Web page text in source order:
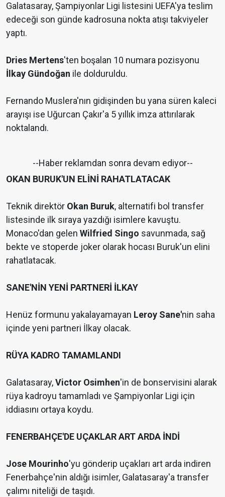
Galatasaray, Şampiyonlar Ligi listesini UEFA'ya teslim
edeceği son günde kadrosuna nokta atışı takviyeler
yaptı.
Dries Mertens'ten boşalan 10 numara pozisyonu
İlkay Gündoğan ile dolduruldu.
Fernando Muslera'nın gidişinden bu yana süren kaleci
arayışı ise Uğurcan Çakır'a 5 yıllık imza attırılarak
noktalandı.
--Haber reklamdan sonra devam ediyor--
OKAN BURUK'UN ELİNİ RAHATLATACAK
Teknik direktör Okan Buruk, alternatifi bol transfer
listesinde ilk sıraya yazdığı isimlere kavuştu.
Monaco'dan gelen Wilfried Singo savunmada, sağ
bekte ve stoperde joker olarak hocası Buruk'un elini
rahatlatacak.
SANE'NİN YENİ PARTNERİ İLKAY
Henüz formunu yakalayamayan Leroy Sane'nin saha
içinde yeni partneri İlkay olacak.
RÜYA KADRO TAMAMLANDI
Galatasaray,Victor Osimhen'in de bonservisini alarak
rüya kadroyu tamamladı ve Şampiyonlar Ligi için
iddiasını ortaya koydu.
FENERBAHÇE'DE UÇAKLAR ART ARDA İNDİ
Jose Mourinho'yu gönderip uçakları art arda indiren
Fenerbahçe'nin aldığı isimler, Galatasaray'a transfer
çalımı niteliği de taşıdı.